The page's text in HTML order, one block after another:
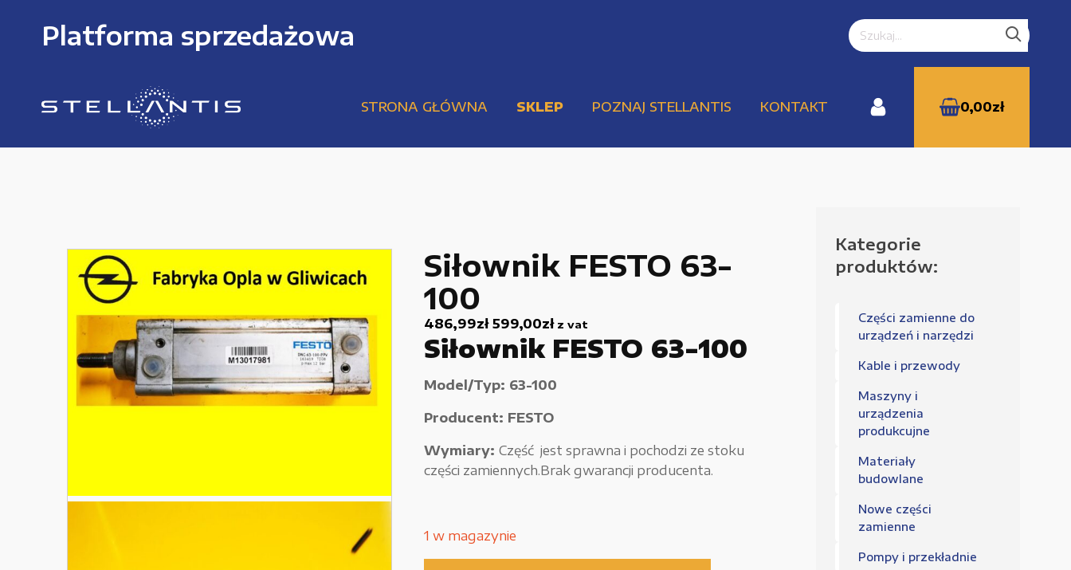
Platforma sprzedażowa
STRONA GŁÓWNA SKLEP POZNAJ STELLANTIS KONTAKT 0,00zł
Części zamienne do urządzeń i narzędzi
Kable i przewody
Maszyny i urządzenia produkcujne
Materiały budowlane
Nowe części zamienne
Pompy i przekładnie
Urządzenia elektryczne
Urządzenia pneumatyczne i hydrauliczne
Używane narzędzia warsztatowe
WYPRZEDAŻE
Zamówienie
Regulamin sklepu
Polityka Prywatności
Siłownik FESTO 63-
100
486,99zł 599,00złz vat
Siłownik FESTO 63-100
Model/Typ: 63-100
Producent: FESTO
Wymiary: Część jest sprawna i pochodzi ze stoku
części zamiennych.Brak gwarancji producenta.
1 w magazynie
Kategorie
produktów:
Części zamienne do
urządzeń i narzędzi
Kable i przewody
Maszyny i
urządzenia
produkcujne
Materiały
budowlane
Nowe części
zamienne
Pompy i przekładnie